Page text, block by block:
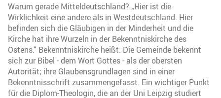
Warum gerade Mitteldeutschland? „Hier ist die
Wirklichkeit eine andere als in Westdeutschland. Hier
befinden sich die Gläubigen in der Minderheit und die
Kirche hat ihre Wurzeln in der Bekenntniskirche des
Ostens.“ Bekenntniskirche heißt: Die Gemeinde bekennt
sich zur Bibel - dem Wort Gottes - als der obersten
Autorität; ihre Glaubensgrundlagen sind in einer
Bekenntnisschrift zusammengefasst. Ein wichtiger Punkt
für die Diplom-Theologin, die an der Uni Leipzig studiert